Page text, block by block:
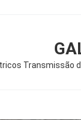
Transmissão